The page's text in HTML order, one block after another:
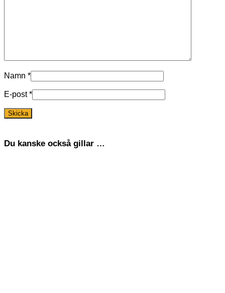
Namn *
E-post*
Du kanske också gillar …